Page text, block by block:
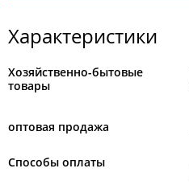
+7 914 328-55-88
сегодня закрыто
Характеристики
Хозяйственно-бытовые
товары
оптовая продажа
Способы оплаты